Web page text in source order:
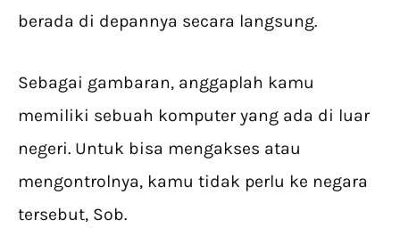
berada di depannya secara langsung.
Sebagai gambaran, anggaplah kamu
memiliki sebuah komputer yang ada di luar
negeri. Untuk bisa mengakses atau
mengontrolnya, kamu tidak perlu ke negara
tersebut, Sob.